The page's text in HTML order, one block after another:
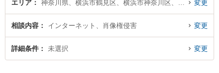
エリア 変更
相談内容 インターネット、肖像権侵害 変更
詳細条件 未選択 変更